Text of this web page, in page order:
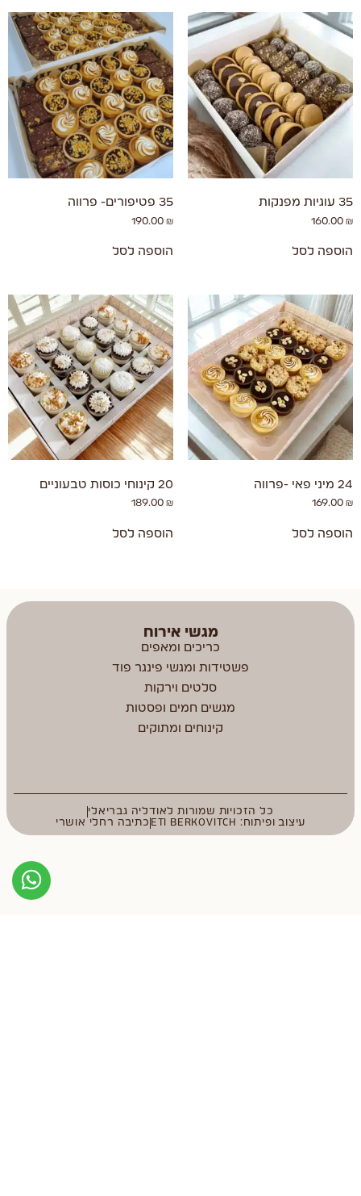
35 עוגיות מפנקות
160.00 ₪
הוספה לסל
35 פטיפורים- פרווה
190.00₪
הוספה לסל
24 מיני פאי -פרווה
169.00 ₪
הוספה לסל
20 קינוחי כוסות טבעוניים
189.00₪
הוספה לסל
מגשי אירוח
כריכים ומאפים
פשטידות ומגשי פינגר פוד
סלטים וירקות
מגשים חמים ופסטות
קינוחים ומתוקים
כל הזכויות שמורות לאודליה גבריאלי
עיצוב ופיתוח: ETI BERKOVITCH
כתיבה רחלי אושרי